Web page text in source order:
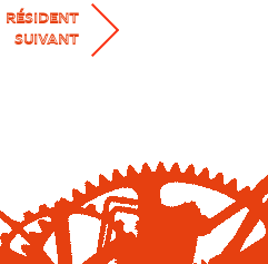
RÉSIDENT
SUIVANT